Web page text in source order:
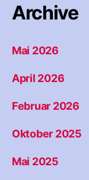
Archive
Mai 2026
April 2026
Februar 2026
Oktober 2025
Mai 2025